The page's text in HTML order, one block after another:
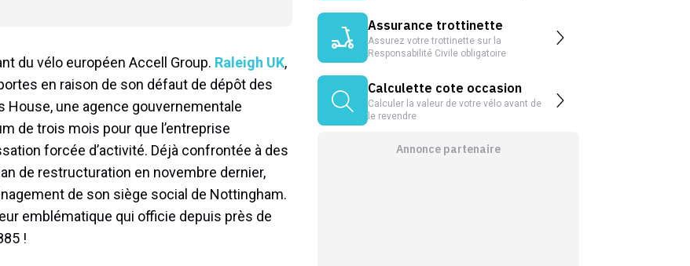
du vélo européen Accell Group. Raleigh UK,
en raison de son défaut de dépôt des
une agence gouvernementale
de trois mois pour que l’entreprise
forcée d’activité. Déjà confrontée à des
de restructuration en novembre dernier,
de son siège social de Nottingham.
emblématique qui officie depuis près de
!
Assurance trottinette
Assurez votre trottinette sur la
Responsabilité Civile obligatoire
Calculette cote occasion
Calculer la valeur de votre vélo avant de
le revendre
Annonce partenaire